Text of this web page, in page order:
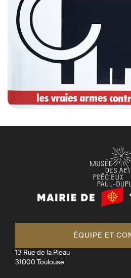
Mairie
de
ÉQUIPE ET
13 Rue de la Pleau
31000
Toulouse